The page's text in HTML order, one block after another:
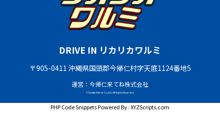
DRIVE IN リカリカワルミ
〒905-0411 沖縄県国頭郡今帰仁村字天底1124番地5
運営：今帰仁来てね株式会社
© Nakijin Kitene Co.,Ltd. All Rights Reserved.
PHP Code SnippetsPowered By :XYZScripts.com